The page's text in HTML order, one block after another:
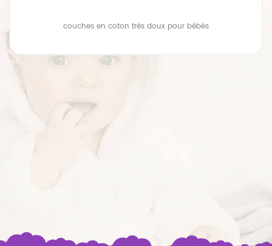
couches en coton très doux pour bébés